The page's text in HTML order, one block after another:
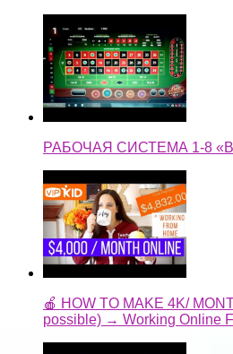
РАБОЧАЯ СИСТЕМА 1-8
🍎 HOW TO MAKE 4K/
possible) → Working Online